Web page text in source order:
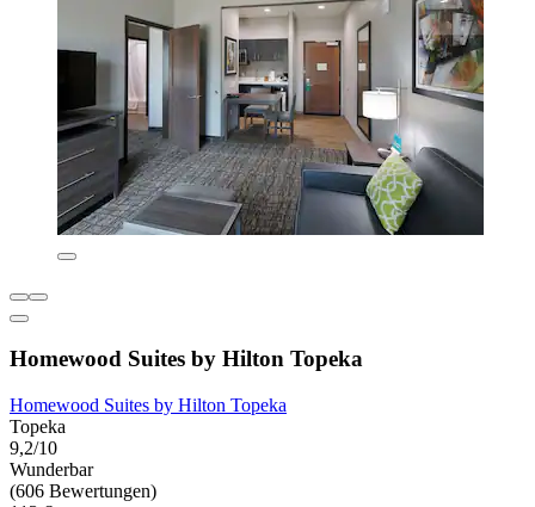
Homewood Suites by Hilton Topeka
Homewood Suites by Hilton Topeka
Topeka
9,2/10
Wunderbar
(606 Bewertungen)